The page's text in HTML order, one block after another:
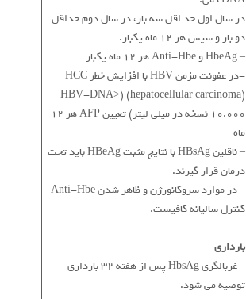
در سال اول حد اقل سه بار، در سال دوم حداقل
دو بار و سپس هر 12 ماه یکبار.
– HbeAg و Anti-Hbe هر 12 ماه یکبار
-در عفونت مزمن HBV با افزایش خطر HCC
(hepatocellular carcinoma) (HBV-DNA>
10.000 نسخه در میلی لیتر) تعیین AFP هر 12
ماه
– ناقلین HBsAg با نتایج مثبت HBeAg باید تحت
درمان قرار گیرند.
– در موارد سروکانورژن و ظاهر شدن Anti-Hbe
کنترل سالیانه کافیست.
بارداری
– غربالگری HbsAg پس از هفته 32 بارداری
توصیه می شود.